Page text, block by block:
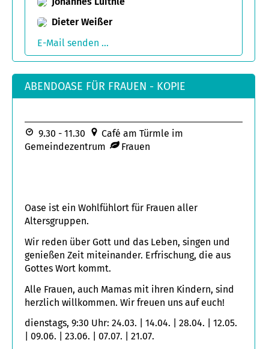
Dieter Weißer
E-Mail senden ...
ABENDOASE FÜR FRAUEN - KOPIE
Oase ist ein Wohlfühlort für Frauen aller
Altersgruppen.
Wir reden über Gott und das Leben, singen und
genießen Zeit miteinander. Erfrischung, die aus
Gottes Wort kommt.
Alle Frauen, auch Mamas mit ihren Kindern, sind
herzlich willkommen. Wir freuen uns auf euch!
dienstags, 9:30 Uhr: 24.03. | 14.04. | 28.04. | 12.05.
| 09.06. | 23.06. | 07.07. | 21.07.
9.30 - 11.30
Café am Türmle im
Gemeindezentrum
Frauen